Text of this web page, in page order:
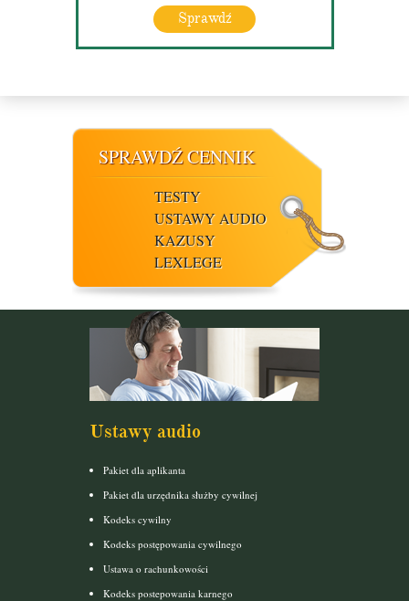
Sprawdź
SPRAWDŹ CENNIK
TESTY
USTAWY AUDIO
KAZUSY
LEXLEGE
Ustawy audio
Pakiet dla aplikanta
Pakiet dla urzędnika służby cywilnej
Kodeks cywilny
Kodeks postępowania cywilnego
Ustawa o rachunkowości
Kodeks postepowania karnego